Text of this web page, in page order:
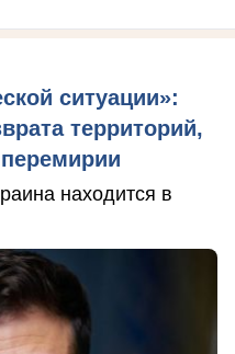
ситуации»:
территорий,
находится в